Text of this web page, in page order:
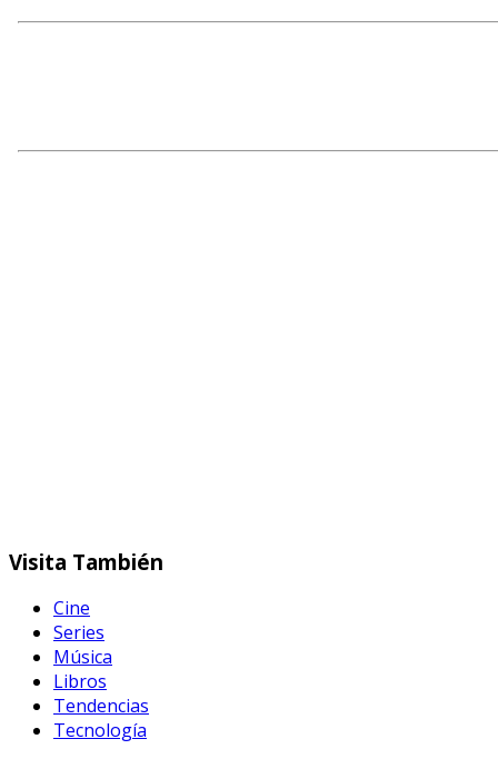
Visita También
Cine
Series
Música
Libros
Tendencias
Tecnología